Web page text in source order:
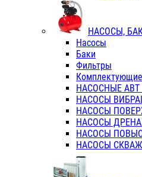
НАСОСЫ,
Насосы
Баки
Фильтры
Комплектующие
НАСОСНЫЕ АВТ
НАСОСЫ
НАСОСЫ
НАСОСЫ
НАСОСЫ
НАСОСЫ